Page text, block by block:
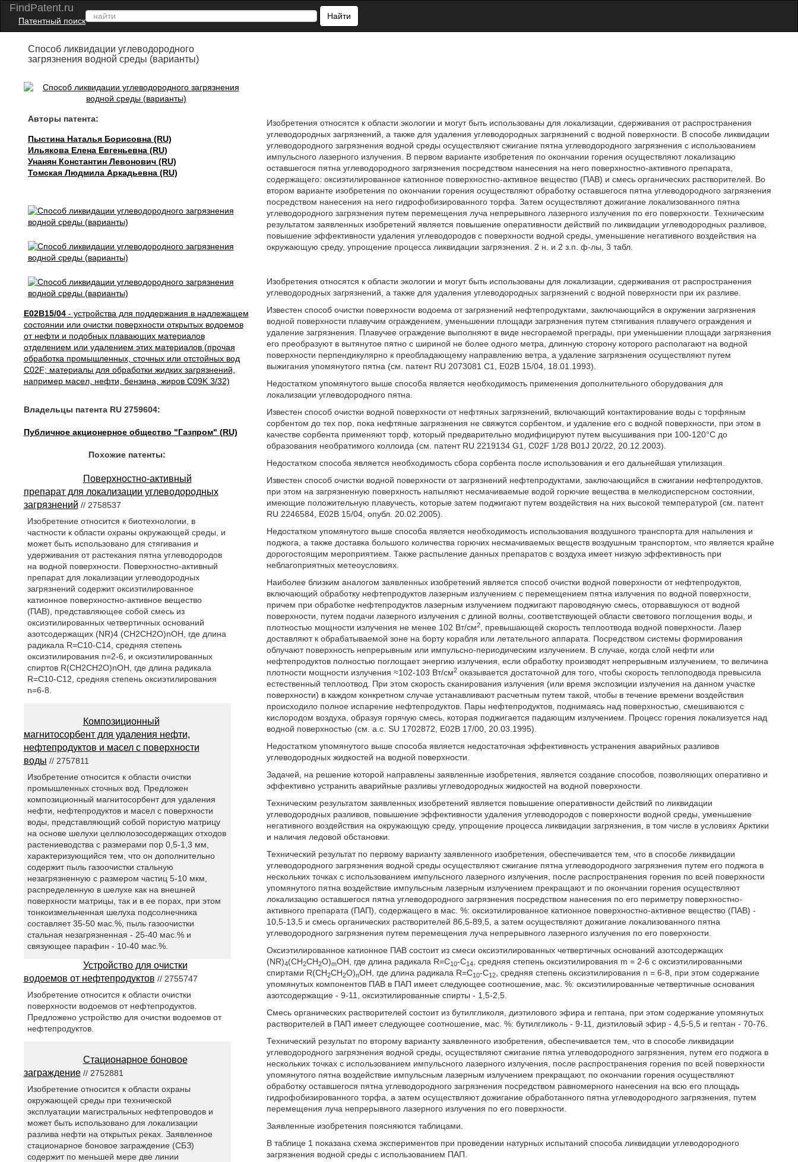
FindPatent.ru
Патентный поиск
Найти
Способ ликвидации углеводородного
загрязнения водной среды (варианты)
Авторы патента:
Пыстина Наталья Борисовна (RU)
Ильякова Елена Евгеньевна (RU)
Унанян Константин Левонович (RU)
Томская Людмила Аркадьевна (RU)
E02B15/04- устройства для поддержания в надлежащем
состоянии или очистки поверхности открытых водоемов
от нефти и подобных плавающих материалов
отделением или удалением этих материалов (прочая
обработка промышленных, сточных или отстойных вод
C02F; материалы для обработки жидких загрязнений,
например масел, нефти, бензина, жиров C09K 3/32)
Владельцы патента RU 2759604:
Публичное акционерное общество "Газпром" (RU)
Изобретения относятся к области экологии и могут быть использованы для локализации, сдерживания от распространения
углеводородных загрязнений, а также для удаления углеводородных загрязнений с водной поверхности. В способе ликвидации
углеводородного загрязнения водной среды осуществляют сжигание пятна углеводородного загрязнения с использованием
импульсного лазерного излучения. В первом варианте изобретения по окончании горения осуществляют локализацию
оставшегося пятна углеводородного загрязнения посредством нанесения на него поверхностно-активного препарата,
содержащего: оксиэтилированное катионное поверхностно-активное вещество (ПАВ) и смесь органических растворителей. Во
втором варианте изобретения по окончании горения осуществляют обработку оставшегося пятна углеводородного загрязнения
посредством нанесения на него гидрофобизированного торфа. Затем осуществляют дожигание локализованного пятна
углеводородного загрязнения путем перемещения луча непрерывного лазерного излучения по его поверхности. Техническим
результатом заявленных изобретений является повышение оперативности действий по ликвидации углеводородных разливов,
повышение эффективности удаления углеводородов с поверхности водной среды, уменьшение негативного воздействия на
окружающую среду, упрощение процесса ликвидации загрязнения. 2 н. и 2 з.п. ф-лы, 3 табл.
Изобретения относятся к области экологии и могут быть использованы для локализации, сдерживания от распространения
углеводородных загрязнений, а также для удаления углеводородных загрязнений с водной поверхности при их разливе.
Известен способ очистки поверхности водоема от загрязнений нефтепродуктами, заключающийся в окружении загрязнения
водной поверхности плавучим ограждением, уменьшении площади загрязнения путем стягивания плавучего ограждения и
удаление загрязнения. Плавучее ограждение выполняют в виде несгораемой преграды, при уменьшении площади загрязнения
его преобразуют в вытянутое пятно с шириной не более одного метра, длинную сторону которого располагают на водной
поверхности перпендикулярно к преобладающему направлению ветра, а удаление загрязнения осуществляют путем
выжигания упомянутого пятна (см. патент RU 2073081 С1, Е02В 15/04, 18.01.1993).
Недостатком упомянутого выше способа является необходимость применения дополнительного оборудования для
локализации углеводородного пятна.
Известен способ очистки водной поверхности от нефтяных загрязнений, включающий контактирование воды с торфяным
сорбентом до тех пор, пока нефтяные загрязнения не свяжутся сорбентом, и удаление его с водной поверхности, при этом в
качестве сорбента применяют торф, который предварительно модифицируют путем высушивания при 100-120°С до
образования необратимого коллоида (см. патент RU 2219134 G1, C02F 1/28 B01J 20/22, 20.12.2003).
Недостатком способа является необходимость сбора сорбента после использования и его дальнейшая утилизация.
Известен способ очистки водной поверхности от загрязнений нефтепродуктами, заключающийся в сжигании нефтепродуктов,
при этом на загрязненную поверхность напыляют несмачиваемые водой горючие вещества в мелкодисперсном состоянии,
имеющие положительную плавучесть, которые затем поджигают путем воздействия на них высокой температурой (см. патент
RU 2246584, Е02В 15/04, опубл. 20.02.2005).
Недостатком упомянутого выше способа является необходимость использования воздушного транспорта для напыления и
поджога, а также доставка большого количества горючих несмачиваемых веществ воздушным транспортом, что является крайне
дорогостоящим мероприятием. Также распыление данных препаратов с воздуха имеет низкую эффективность при
неблагоприятных метеоусловиях.
Наиболее близким аналогом заявленных изобретений является способ очистки водной поверхности от нефтепродуктов,
включающий обработку нефтепродуктов лазерным излучением с перемещением пятна излучения по водной поверхности,
причем при обработке нефтепродуктов лазерным излучением поджигают пароводяную смесь, оторвавшуюся от водной
поверхности, путем подачи лазерного излучения с длиной волны, соответствующей области светового поглощения воды, и
плотностью мощности излучения не менее 102 Вт/см2
, превышающей скорость теплоотвода водной поверхности. Лазер
доставляют к обрабатываемой зоне на борту корабля или летательного аппарата. Посредством системы формирования
облучают поверхность непрерывным или импульсно-периодическим излучением. В случае, когда слой нефти или
нефтепродуктов полностью поглощает энергию излучения, если обработку производят непрерывным излучением, то величина
плотности мощности излучения ≈102-103 Вт/см2 оказывается достаточной для того, чтобы скорость теплоподвода превысила
естественный теплоотвод. При этом скорость сканирования излучения (или время экспозиции излучения на данном участке
поверхности) в каждом конкретном случае устанавливают расчетным путем такой, чтобы в течение времени воздействия
происходило полное испарение нефтепродуктов. Пары нефтепродуктов, поднимаясь над поверхностью, смешиваются с
кислородом воздуха, образуя горячую смесь, которая поджигается падающим излучением. Процесс горения локализуется над
водной поверхностью (см. а.с. SU 1702872, Е02В 17/00, 20.03.1995).
Недостатком упомянутого выше способа является недостаточная эффективность устранения аварийных разливов
углеводородных жидкостей на водной поверхности.
Задачей, на решение которой направлены заявленные изобретения, является создание способов, позволяющих оперативно и
эффективно устранить аварийные разливы углеводородных жидкостей на водной поверхности.
Техническим результатом заявленных изобретений является повышение оперативности действий по ликвидации
углеводородных разливов, повышение эффективности удаления углеводородов с поверхности водной среды, уменьшение
негативного воздействия на окружающую среду, упрощение процесса ликвидации загрязнения, в том числе в условиях Арктики
и наличия ледовой обстановки.
Технический результат по первому варианту заявленного изобретения, обеспечивается тем, что в способе ликвидации
углеводородного загрязнения водной среды осуществляют сжигание пятна углеводородного загрязнения путем его поджога в
нескольких точках с использованием импульсного лазерного излучения, после распространения горения по всей поверхности
упомянутого пятна воздействие импульсным лазерным излучением прекращают и по окончании горения осуществляют
локализацию оставшегося пятна углеводородного загрязнения посредством нанесения по его периметру поверхностно-
активного препарата (ПАП), содержащего в мас. %: оксиэтилированное катионное поверхностно-активное вещество (ПАВ) -
10,5-13,5 и смесь органических растворителей 86,5-89,5, а затем осуществляют дожигание локализованного пятна
углеводородного загрязнения путем перемещения луча непрерывного лазерного излучения по его поверхности.
Оксиэтилированное катионное ПАВ состоит из смеси оксиэтилированных четвертичных оснований азотсодержащих
(NR)4(CH2CH2O)mOH, где длина радикала R=C10-C14
, средняя степень оксиэтилирования m = 2-6 с оксиэтилированными
спиртами R(CH2CH2O)nOH, где длина радикала R=C10-C12
, средняя степень оксиэтилирования n = 6-8, при этом содержание
упомянутых компонентов ПАВ в ПАП имеет следующее соотношение, мас. %: оксиэтилированные четвертичные основания
азотсодержащие - 9-11, оксиэтилированные спирты - 1,5-2,5.
Смесь органических растворителей состоит из бутилгликоля, диэтилового эфира и гептана, при этом содержание упомянутых
растворителей в ПАП имеет следующее соотношение, мас. %: бутилгликоль - 9-11, диэтиловый эфир - 4,5-5,5 и гептан - 70-76.
Технический результат по второму варианту заявленного изобретения, обеспечивается тем, что в способе ликвидации
углеводородного загрязнения водной среды, осуществляют сжигание пятна углеводородного загрязнения, путем его поджога в
нескольких точках с использованием импульсного лазерного излучения, после распространения горения по всей поверхности
упомянутого пятна воздействие импульсным лазерным излучением прекращают, по окончании горения осуществляют
обработку оставшегося пятна углеводородного загрязнения посредством равномерного нанесения на всю его площадь
гидрофобизированного торфа, а затем осуществляют дожигание обработанного пятна углеводородного загрязнения, путем
перемещения луча непрерывного лазерного излучения по его поверхности.
Заявленные изобретения поясняются таблицами.
В таблице 1 показана схема экспериментов при проведении натурных испытаний способа ликвидации углеводородного
загрязнения водной среды с использованием ПАП.
Похожие патенты:
Поверхностно-активный
препарат для локализации углеводородных
загрязнений // 2758537
Изобретение относится к биотехнологии, в
частности к области охраны окружающей среды, и
может быть использовано для стягивания и
удерживания от растекания пятна углеводородов
на водной поверхности. Поверхностно-активный
препарат для локализации углеводородных
загрязнений содержит оксиэтилированное
катионное поверхностно-активное вещество
(ПАВ), представляющее собой смесь из
оксиэтилированных четвертичных оснований
азотсодержащих (NR)4 (CH2CH2O)nOH, где длина
радикала R=C10-C14, средняя степень
оксиэтилирования n=2-6, и оксиэтилированных
спиртов R(CH2CH2O)nOH, где длина радикала
R=C10-C12, средняя степень оксиэтилирования
n=6-8.
Композиционный
магнитосорбент для удаления нефти,
нефтепродуктов и масел с поверхности
воды // 2757811
Изобретение относится к области очистки
промышленных сточных вод. Предложен
композиционный магнитосорбент для удаления
нефти, нефтепродуктов и масел с поверхности
воды, представляющий собой пористую матрицу
на основе шелухи целлюлозосодержащих отходов
растениеводства с размерами пор 0,5-1,3 мм,
характеризующийся тем, что он дополнительно
содержит пыль газоочистки стальную
незагрязненную с размером частиц 5-10 мкм,
распределенную в шелухе как на внешней
поверхности матрицы, так и в ее порах, при этом
тонкоизмельченная шелуха подсолнечника
составляет 35-50 мас.%, пыль газоочистки
стальная незагрязненная - 25-40 мас.% и
связующее парафин - 10-40 мас.%.
Устройство для очистки
водоемов от нефтепродуктов // 2755747
Изобретение относится к области очистки
поверхности водоемов от нефтепродуктов.
Предложено устройство для очистки водоемов от
нефтепродуктов.
Стационарное боновое
заграждение// 2752881
Изобретение относится к области охраны
окружающей среды при технической
эксплуатации магистральных нефтепроводов и
может быть использовано для локализации
разлива нефти на открытых реках. Заявленное
стационарное боновое заграждение (СБЗ)
содержит по меньшей мере две линии